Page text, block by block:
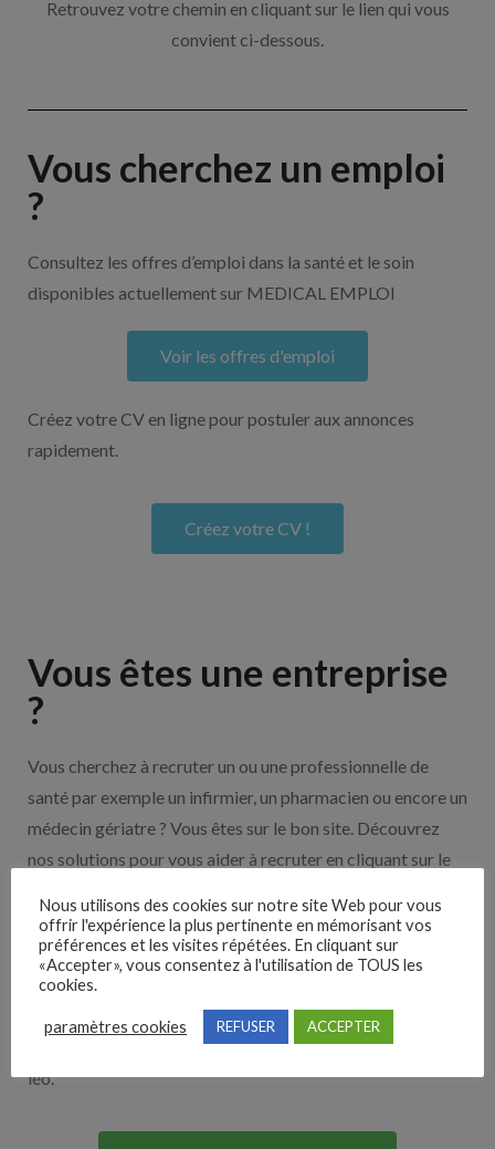
Retrouvez votre chemin en cliquant sur le lien qui vous
convient ci-dessous.
Vous cherchez un emploi
?
Consultez les offres d’emploi dans la santé et le soin
disponibles actuellement sur MEDICAL EMPLOI
Voir les offres d'emploi
Créez votre CV en ligne pour postuler aux annonces
rapidement.
Créez votre CV !
Vous êtes une entreprise
?
Vous cherchez à recruter un ou une professionnelle de
santé par exemple un infirmier, un pharmacien ou encore un
médecin gériatre ? Vous êtes sur le bon site. Découvrez
nos solutions pour vous aider à recruter en cliquant sur le
Nos solutions entreprises
Lorem ipsum dolor sit amet, consectetur adipiscing elit. Ut
elit tellus, luctus nec ullamcorper mattis, pulvinar dapibus
leo.
Nous utilisons des cookies sur notre site Web pour vous
offrir l'expérience la plus pertinente en mémorisant vos
préférences et les visites répétées. En cliquant sur
«Accepter», vous consentez à l'utilisation de TOUS les
cookies.
paramètres cookies REFUSER ACCEPTER